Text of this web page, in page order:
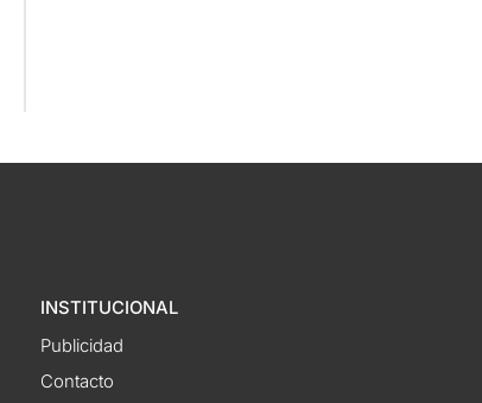
INSTITUCIONAL
Publicidad
Contacto